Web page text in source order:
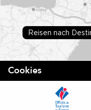
Reisen nach
Cookies